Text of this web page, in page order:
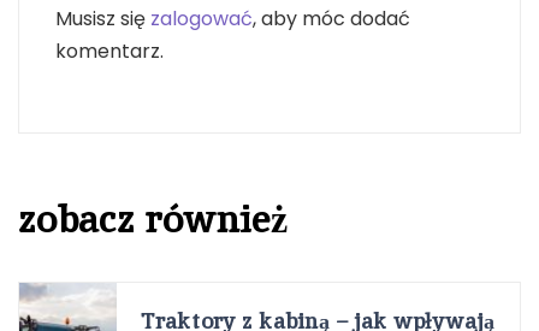
Musisz się zalogować, aby móc dodać
komentarz.
zobacz również
Traktory z kabiną – jak wpływają